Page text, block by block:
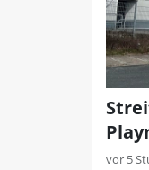
vor 5